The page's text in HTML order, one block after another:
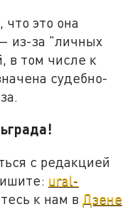
что это она
из-за "личных
в том числе к
судебно-
с редакцией
ural-
к нам в Дзене